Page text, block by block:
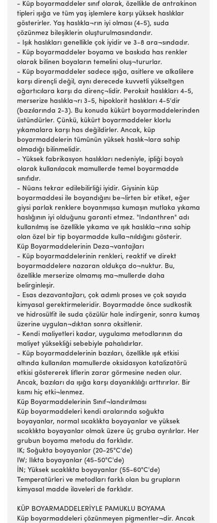
- Küp boyarmaddeler sınıf olarak, özellikle de antrakinon
tipleri ışığa ve tüm yaş işlemlere karşı yüksek haslıklar
gösterirler. Yaş haslıkla¬rın iyi olması (4-5), suda
çözünmez bileşiklerin oluşturulmasındandır.
- Işık haslıkları genellikle çok iyidir ve 3-8 ara¬sındadır.
- Küp boyarmaddeler boyama ve baskıda has renkler
olarak bilinen boyaların temelini oluş¬tururlar.
- Küp boyarmaddeler sadece ışığa, asitlere ve alkalilere
karşı dirençli değil, aynı derecede kuvvetli yükseltgen
ağartıcılara karşı da direnç¬lidir. Peroksit haslıkları 4-5,
merserize haslıkla¬rı 3-5, hipoklorit haslıkları 4-5'dir
(bazılarında 2-3). Bu konuda kükürt boyarmaddelerinden
üstündürler. Çünkü, kükürt boyarmaddeler klorlu
yıkamalara karşı has değildirler. Ancak, küp
boyarmaddelerin tümünün yüksek haslık¬lara sahip
olmadığı bilinmelidir.
- Yüksek fabrikasyon haslıkları nedeniyle, ipliği boyalı
olarak kullanılacak mamullerde temel boyarmadde
sınıfıdır.
- Nüans tekrar edilebilirliği iyidir. Giysinin küp
boyarmaddesi ile boyandığını be¬lirten bir etiket, eğer
giysi parlak renklere boyanmışsa kumaşın mutlaka yıkama
haslığının iyi olduğunu garanti etmez. "Indanthren" adı
kullanılmış ise özellikle yıkama ve ışık haslıkla¬rına sahip
olan özel bir tip boyarmadde kulla¬nıldığını gösterir.
Küp Boyarmaddelerinin Deza¬vantajları
- Küp boyarmaddelerinin renkleri, reaktif ve direkt
boyarmaddelere nazaran oldukça do¬nuktur. Bu,
özellikle merserize olmamış ma¬mullerde daha
belirginleşir.
- Esas dezavantajları, çok adımlı proses ve çok sayıda
kimyasal gerektirmeleridir. Boyarmadde önce sudkostik
ve hidrosülfit ile suda çözülür hale indirgenir, sonra kumaş
üzerine uygulan¬dıktan sonra oksitlenir.
- Kendi maliyetleri kadar, uygulama metodlarının da
maliyet yüksekliği sebebiyle pahalıdırlar.
- Küp boyarmaddelerinin bazıları, özellikle ışık etkisi
altında kullanılan mamullerde oksidasyon katalizatörü
etkisi göstererek liflerin zarar görmesine neden olur.
Ancak, bazıları da ışığa karşı dayanıklılığı arttırırlar. Bir
kısmı hiç etki¬lenmez.
Küp Boyarmaddelerinin Sınıf¬landırılması
Küp boyarmaddeleri kendi aralarında soğukta
boyayanlar, normal sıcaklıkta boyayanlar ve yüksek
sıcaklıkta boyayanlar olmak üzere üç gruba ayrılırlar. Her
grubun boyama metodu da farklıdır.
IK; Soğukta boyayanlar (20-25°C'de)
IW; Ilıkta boyayanlar (45-50°C'de)
İN; Yüksek sıcaklıkta boyayanlar (55-60°C'de)
Temperatürleri ve metodları farklı olan bu grupların
kimyasal madde ilaveleri de farklıdır.
KÜP BOYARMADDELERİYLE PAMUKLU BOYAMA
Küp boyarmaddeleri çözünmeyen pigmentler¬dir. Ancak